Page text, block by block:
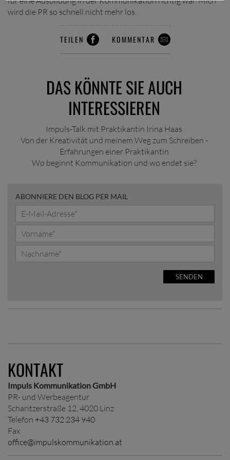
wird die PR so schnell nicht mehr los.
TEILEN KOMMENTAR
DAS KÖNNTE SIE AUCH
INTERESSIEREN
Impuls-Talk mit Praktikantin Irina Haas
Von der Kreativität und meinem Weg zum Schreiben -
Erfahrungen einer Praktikantin
Wo beginnt Kommunikation und wo endet sie?
ABONNIERE DEN BLOG PER MAIL
SENDEN
KONTAKT
Impuls Kommunikation GmbH
PR- und Werbeagentur
Scharitzerstraße 12, 4020 Linz
Telefon +43 732 234 940
Fax
office@impulskommunikation.at